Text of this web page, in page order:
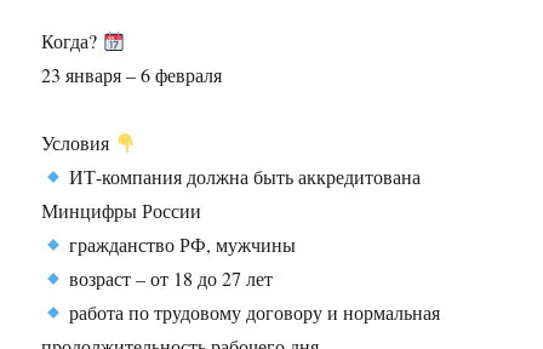
Когда?
23 января – 6 февраля
Условия
ИТ-компания должна быть аккредитована
Минцифры России
гражданство РФ, мужчины
возраст – от 18 до 27 лет
работа по трудовому договору и нормальная